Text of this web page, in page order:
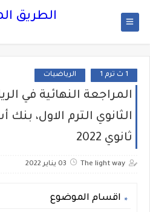
الطريق
1 ث ترم 1 الرياضيات
المراجعة النهائية في
الثانوي الترم الاول،
ثانوي 2022
The light way 03 يناير 2022
اقسام الموضوع